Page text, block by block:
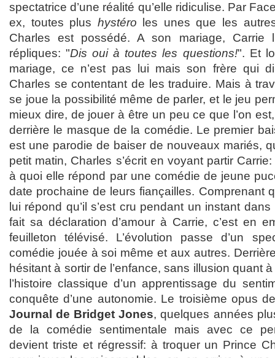
spectatrice d’une réalité qu’elle ridiculise. Par
ex, toutes plus hystéro les unes que les
Charles est possédé. A son mariage, Carrie
répliques: "Dis oui à toutes les questions!". Et
mariage, ce n’est pas lui mais son frère qui
Charles se contentant de les traduire. Mais à
se joue la possibilité même de parler, et le jeu
mieux dire, de jouer à être un peu ce que l’on
derrière le masque de la comédie. Le premier
est une parodie de baiser de nouveaux mariés,
petit matin, Charles s’écrit en voyant partir Carrie:
à quoi elle répond par une comédie de jeune
date prochaine de leurs fiançailles. Comprenant
lui répond qu’il s’est cru pendant un instant dans
fait sa déclaration d’amour à Carrie, c’est en
feuilleton télévisé. L’évolution passe d’un
comédie jouée à soi même et aux autres.
hésitant à sortir de l’enfance, sans illusion quant
l’histoire classique d’un apprentissage du
conquête d’une autonomie. Le troisième opus
Journal de Bridget Jones, quelques années
de la comédie sentimentale mais avec ce
devient triste et régressif: à troquer un Prince